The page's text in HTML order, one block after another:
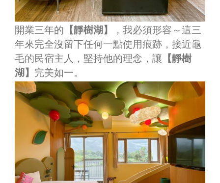
開業三年的 【靜樹湖】
，我必須形容～這三
年來完全沒留下任何一點使用痕跡，接近龜
毛的民宿主人，堅持他的理念，讓 【靜樹
湖】 完美如一。